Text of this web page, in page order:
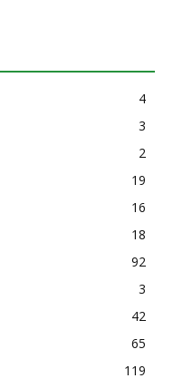
4
3
2
19
16
18
92
3
42
65
119